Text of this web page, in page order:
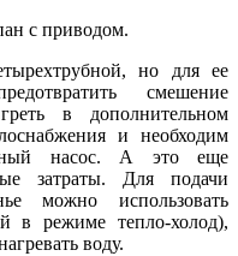
с приводом.
но для ее
смешение
в дополнительном
и необходим
насос. А это еще
затраты. Для подачи
можно использовать
в режиме тепло-холод),
воду.